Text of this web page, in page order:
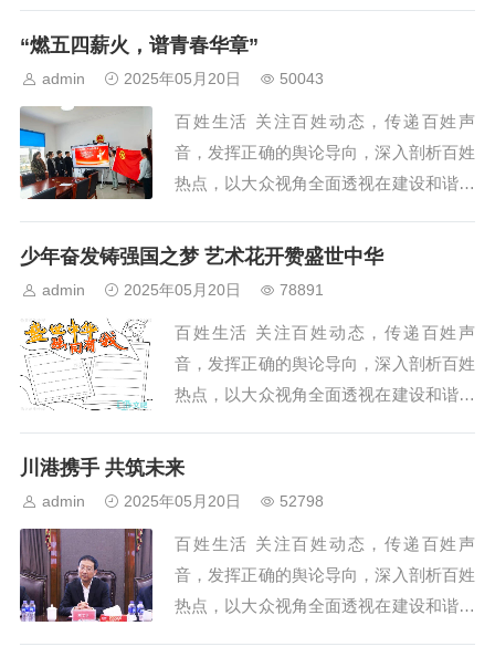
生观点，倡导主流价值观。百姓生活坚持
“燃五四薪火，谱青春华章”
admin 2025年05月20日 50043
百姓生活 关注百姓动态，传递百姓声
音，发挥正确的舆论导向，深入剖析百姓
热点，以大众视角全面透视在建设和谐社
生观点，倡导主流价值观。百姓生活坚持
少年奋发铸强国之梦 艺术花开赞盛世中华
admin 2025年05月20日 78891
百姓生活 关注百姓动态，传递百姓声
音，发挥正确的舆论导向，深入剖析百姓
热点，以大众视角全面透视在建设和谐社
生观点，倡导主流价值观。百姓生活坚持
川港携手 共筑未来
admin 2025年05月20日 52798
百姓生活 关注百姓动态，传递百姓声
音，发挥正确的舆论导向，深入剖析百姓
热点，以大众视角全面透视在建设和谐社